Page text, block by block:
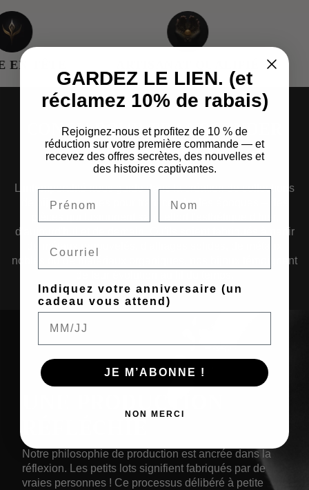
TÊTE
CONÇU POUR TRANSCENDER
LES ÉPOQUES
L'intemporalité nous guide dans la création de collections
de bijoux conçues pour transcender les époques – des
d'aujourd'hui et de demain. Qu'ils soient fabriqués à partir
de métaux renouvelés, d'alliages solides, de métaux
nobles ou de matériaux organiques, nos bijoux témoignent
UNE PRODUCTION
RÉFLÉCHIE
Notre philosophie de production est ancrée dans la
réflexion. Les petits lots signifient fabriqués par de
vraies personnes ! Ce processus délibéré à petite
GARDEZ LE LIEN. (et
réclamez 10% de rabais)
Rejoignez-nous et profitez de 10 % de
réduction sur votre première commande — et
recevez des offres secrètes, des nouvelles et
des histoires captivantes.
Indiquez votre anniversaire (un
cadeau vous attend)
JE M’ABONNE !
NON MERCI